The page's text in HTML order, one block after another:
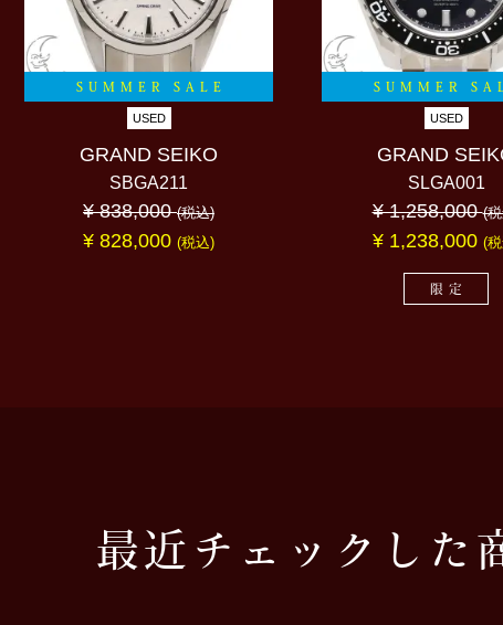
SUMMER SALE
USED
GRAND SEIKO
SBGA211
¥ 838,000(税込)
¥ 828,000 (税込)
SUMMER
USED
GRAND
SLGA001
¥ 1,258,000(
¥ 1,238,000 (
限定
最近チェックした